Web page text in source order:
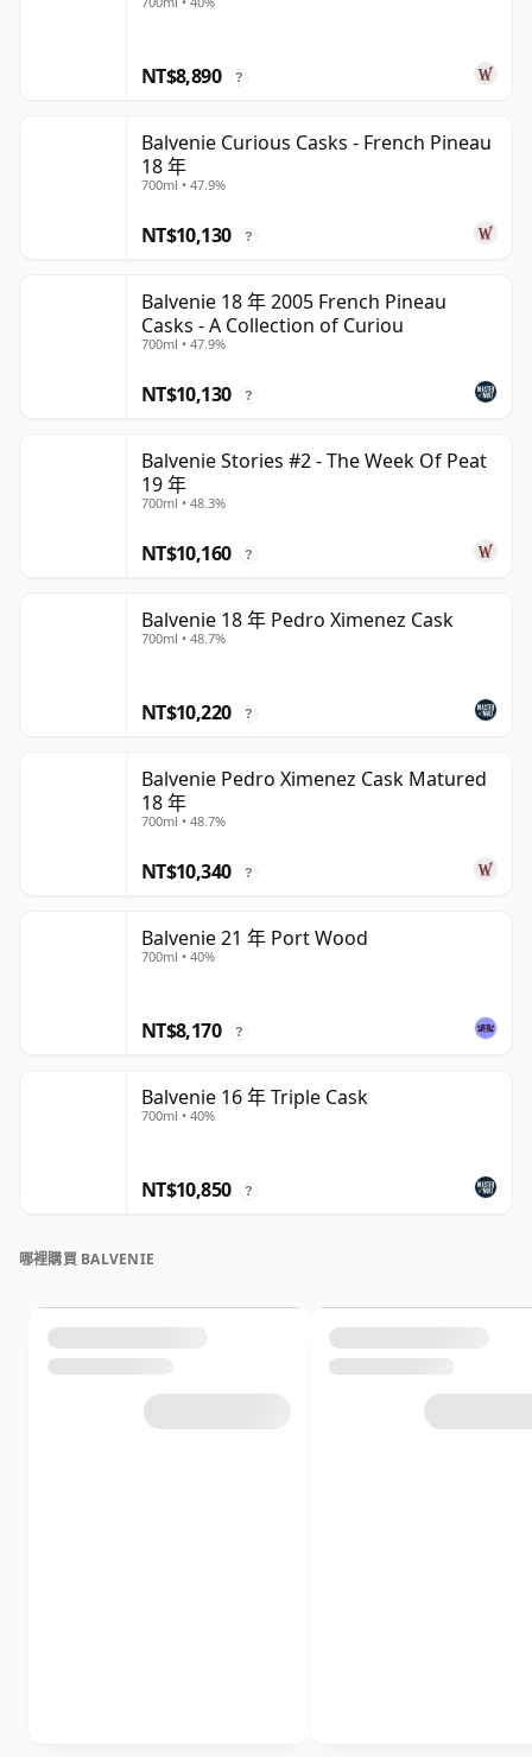
NT$8,890 ?
Balvenie Curious Casks - French Pineau
18 年
700ml • 47.9%
NT$10,130 ?
Balvenie 18 年 2005 French Pineau
Casks - A Collection of Curiou
700ml • 47.9%
NT$10,130 ?
Balvenie Stories #2 - The Week Of Peat
19 年
700ml • 48.3%
NT$10,160 ?
Balvenie 18 年 Pedro Ximenez Cask
700ml • 48.7%
NT$10,220 ?
Balvenie Pedro Ximenez Cask Matured
18 年
700ml • 48.7%
NT$10,340 ?
Balvenie 21 年 Port Wood
700ml • 40%
NT$8,170 ?
Balvenie 16 年 Triple Cask
700ml • 40%
NT$10,850 ?
哪裡購買 BALVENIE